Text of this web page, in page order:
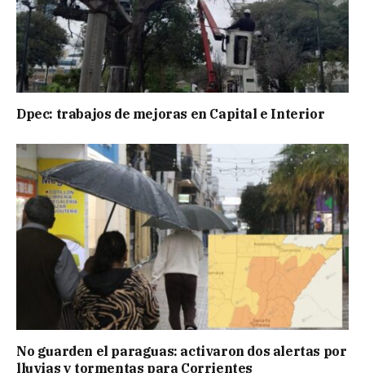
Dpec: trabajos de mejoras en Capital e Interior
No guarden el paraguas: activaron dos alertas por
lluvias y tormentas para Corrientes